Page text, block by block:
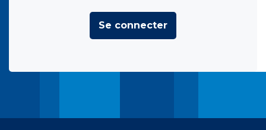
Se connecter